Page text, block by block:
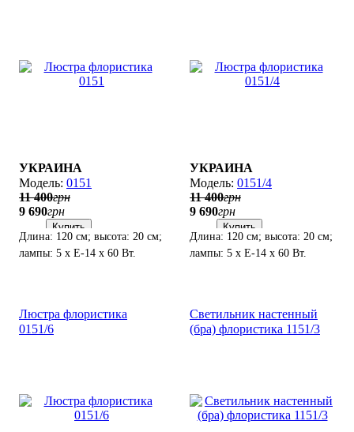
УКРАИНА
0151
11 400грн
9 690грн
Купить
Длина: 120 см; высота: 20 см;
лампы: 5 х Е-14 х 60 Вт.
УКРАИНА
0151/4
11 400грн
9 690грн
Купить
Длина: 120 см; высота: 20 см;
лампы: 5 х Е-14 х 60 Вт.
Люстра флористика
0151/6
Светильник настенный
(бра) флористика 1151/3